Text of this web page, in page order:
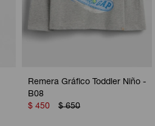
Remera Gráfico Toddler Niño -
B08
$ 450 $ 650